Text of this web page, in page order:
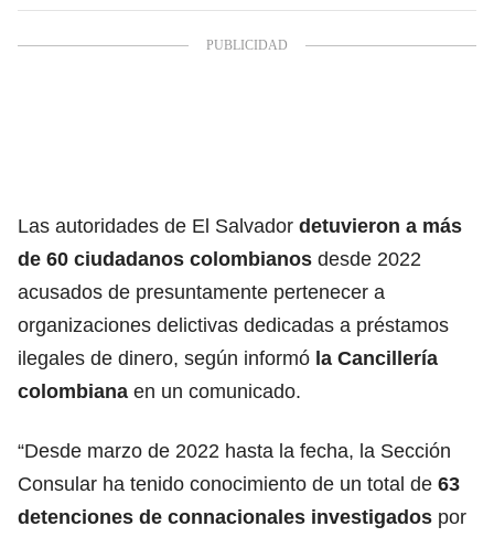
Las autoridades de El Salvador detuvieron a más
de 60 ciudadanos colombianos desde 2022
acusados de presuntamente pertenecer a
organizaciones delictivas dedicadas a préstamos
ilegales de dinero, según informó la Cancillería
colombiana en un comunicado.
“Desde marzo de 2022 hasta la fecha, la Sección
Consular ha tenido conocimiento de un total de 63
detenciones de connacionales investigados por